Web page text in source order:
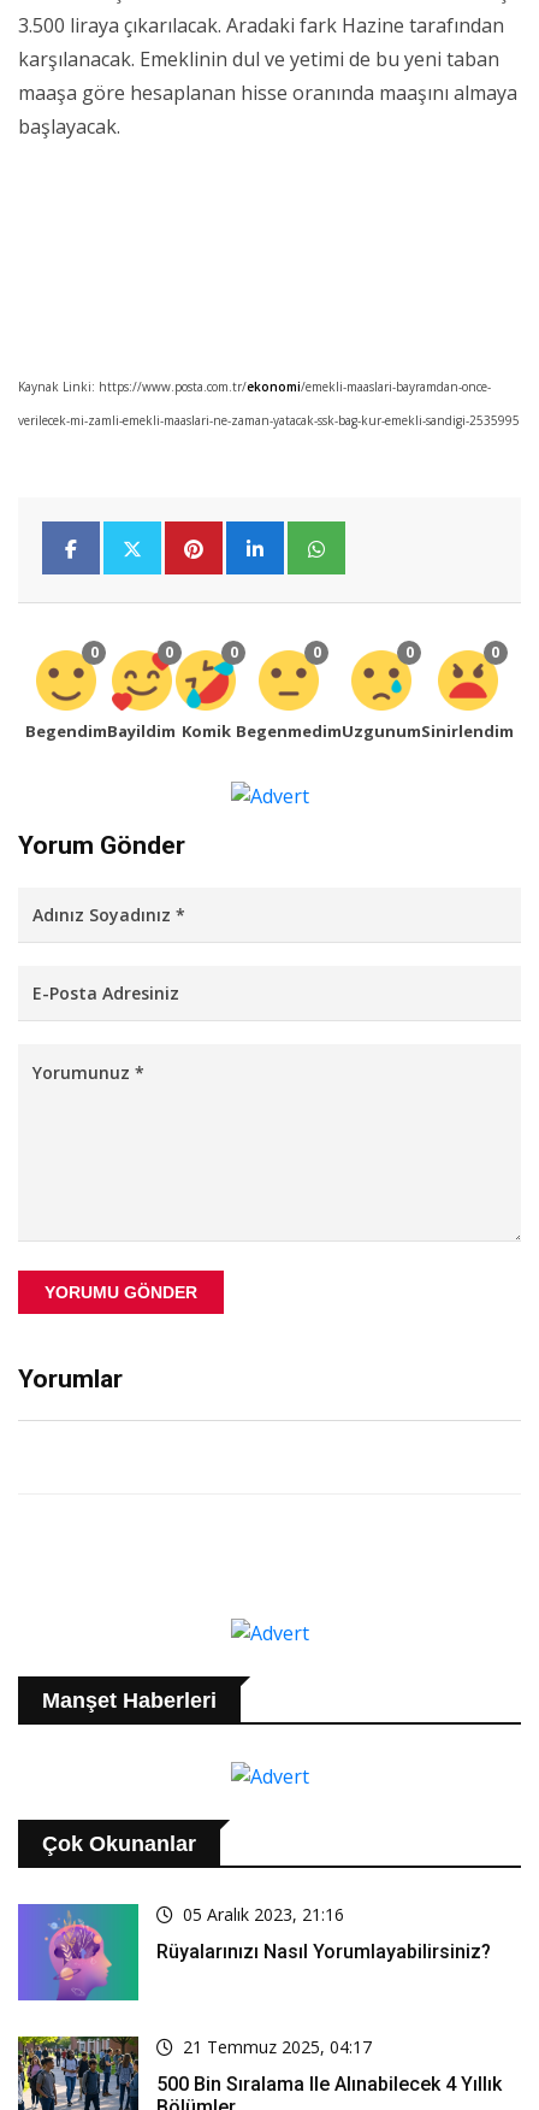
3.500 liraya çıkarılacak. Aradaki fark Hazine tarafından
karşılanacak. Emeklinin dul ve yetimi de bu yeni taban
maaşa göre hesaplanan hisse oranında maaşını almaya
başlayacak.
Kaynak Linki: https://www.posta.com.tr/ekonomi/emekli-maaslari-bayramdan-once-
verilecek-mi-zamli-emekli-maaslari-ne-zaman-yatacak-ssk-bag-kur-emekli-sandigi-2535995
0
Begendim
0
Bayildim
0
Komik
0
Begenmedim
0
Uzgunum
0
Sinirlendim
Yorum Gönder
YORUMU GÖNDER
Yorumlar
Manşet Haberleri
Çok Okunanlar
05 Aralık 2023, 21:16
Rüyalarınızı Nasıl Yorumlayabilirsiniz?
21 Temmuz 2025, 04:17
500 Bin Sıralama Ile Alınabilecek 4 Yıllık